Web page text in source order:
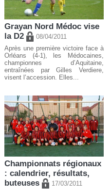
Grayan Nord Médoc vise
la D2
08/04/2011
Après une première victoire face à
Orléans (4-1), les Médocaines,
championnes d’Aquitaine,
entraînées par Gilles Verdiere,
visent l’accession. Elles...
Championnats régionaux
: calendrier, résultats,
buteuses
17/03/2011